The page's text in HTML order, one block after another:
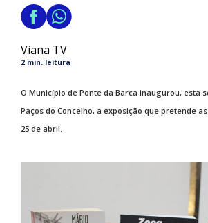
Viana TV
2 min. leitura
O Município de Ponte da Barca inaugurou, esta
Paços do Concelho, a exposição que pretende
25 de abril.